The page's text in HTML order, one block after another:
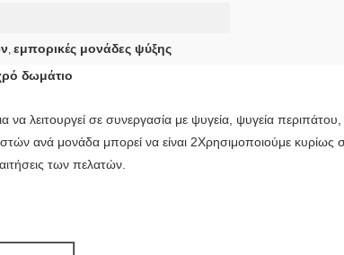
, εμπορικές μονάδες ψύξης
δωμάτιο
λειτουργεί σε συνεργασία με ψυγεία, ψυγεία περιπάτου,
ανά μονάδα μπορεί να είναι 2Χρησιμοποιούμε κυρίως
των πελατών.